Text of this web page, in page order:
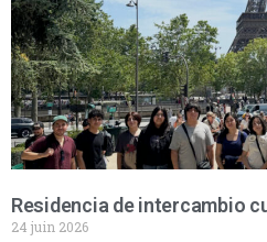
Residencia de intercambio
24 juin 2026